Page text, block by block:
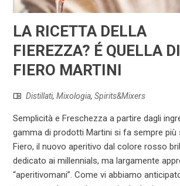
LA RICETTA DELLA
FIEREZZA? É QUELLA DI
FIERO MARTINI
Distillati,Mixologia,Spirits&Mixers
Semplicità e Freschezza a partire dagli
gamma di prodotti Martini si fa sempre più
Fiero, il nuovo aperitivo dal colore rosso
dedicato ai millennials, ma largamente
“aperitivomani”. Come vi abbiamo